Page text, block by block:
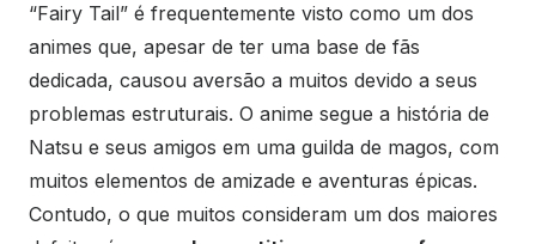
“Fairy Tail” é frequentemente visto como um dos
animes que, apesar de ter uma base de fãs
dedicada, causou aversão a muitos devido a seus
problemas estruturais. O anime segue a história de
Natsu e seus amigos em uma guilda de magos, com
muitos elementos de amizade e aventuras épicas.
Contudo, o que muitos consideram um dos maiores